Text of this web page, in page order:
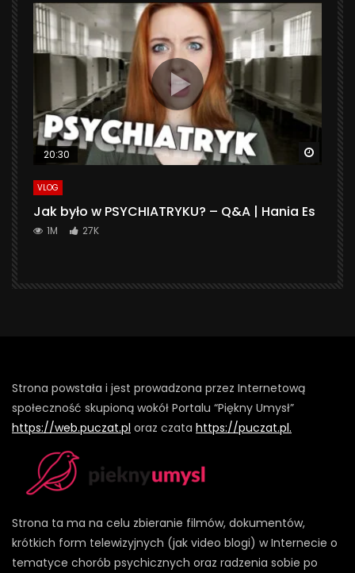
20:30
VLOG
Jak było w PSYCHIATRYKU? – Q&A | Hania Es
1M 27K
Strona powstała i jest prowadzona przez Internetową
społeczność skupioną wokół Portalu “Piękny Umysł”
https://web.puczat.pl oraz czata https://puczat.pl.
Strona ta ma na celu zbieranie filmów, dokumentów,
krótkich form telewizyjnych (jak video blogi) w Internecie o
tematyce chorób psychicznych oraz radzenia sobie po